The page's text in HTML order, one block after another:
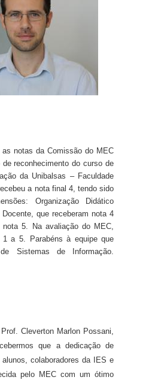
notas da Comissão do MEC
reconhecimento do curso de
da Unibalsas – Faculdade
a nota final 4, tendo sido
Organização Didático
Docente, que receberam nota 4
5. Na avaliação do MEC,
a 5. Parabéns à equipe que
Sistemas de Informação.
Cleverton Marlon Possani,
que a dedicação de
colaboradores da IES e
pelo MEC com um ótimo